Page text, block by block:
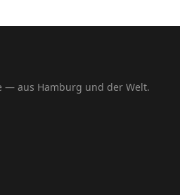
— aus Hamburg und der Welt.